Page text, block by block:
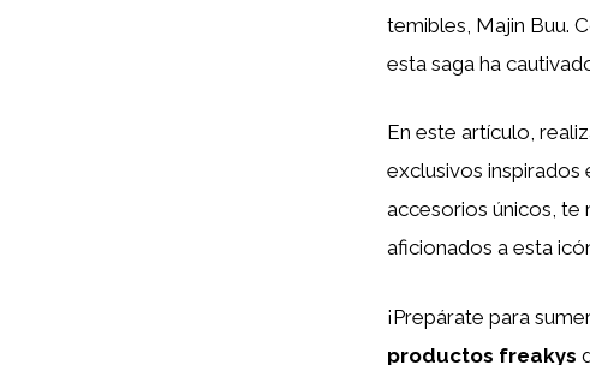
temibles, Majin Buu.
esta saga ha
En este artículo,
exclusivos inspirados
accesorios únicos, te
aficionados a esta
¡Prepárate para
productos freakys